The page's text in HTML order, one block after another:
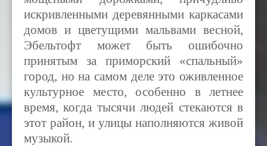
искривленными деревянными каркасами
домов и цветущими мальвами весной,
Эбельтофт может быть ошибочно
принятым за приморский «спальный»
город, но на самом деле это оживленное
культурное место, особенно в летнее
время, когда тысячи людей стекаются в
этот район, и улицы наполняются живой
музыкой.